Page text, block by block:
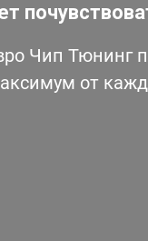
Чип Тюнинг
от